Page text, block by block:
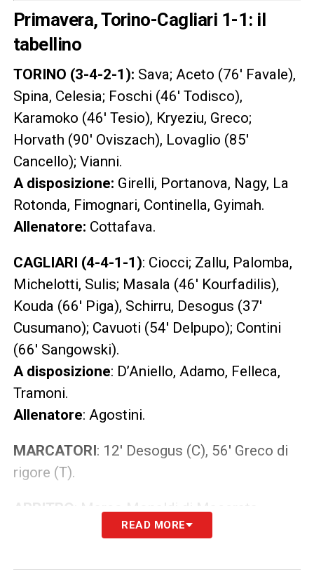
Primavera, Torino-Cagliari 1-1: il
tabellino
TORINO (3-4-2-1): Sava; Aceto (76′ Favale),
Spina, Celesia; Foschi (46′ Todisco),
Karamoko (46′ Tesio), Kryeziu, Greco;
Horvath (90′ Oviszach), Lovaglio (85′
Cancello); Vianni.
A disposizione: Girelli, Portanova, Nagy, La
Rotonda, Fimognari, Continella, Gyimah.
Allenatore: Cottafava.
CAGLIARI (4-4-1-1): Ciocci; Zallu, Palomba,
Michelotti, Sulis; Masala (46′ Kourfadilis),
Kouda (66′ Piga), Schirru, Desogus (37′
Cusumano); Cavuoti (54′ Delpupo); Contini
(66′ Sangowski).
A disposizione: D’Aniello, Adamo, Felleca,
Tramoni.
Allenatore: Agostini.
MARCATORI: 12′ Desogus (C), 56′ Greco di
rigore (T).
ARBITRO
: Marco Monaldi di Macerata.
: Michele Piatti di Como e
READ MORE